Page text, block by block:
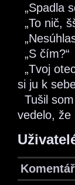
„Spadla
„To nič,
„S čím?“
„Tvoj
si ju k
Tušil
vedelo,